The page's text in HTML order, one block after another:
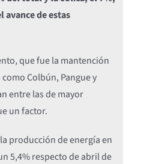
avance de estas
que fue la mantención
Colbún, Pangue y
entre las de mayor
un factor.
producción de energía en
5,4% respecto de abril de